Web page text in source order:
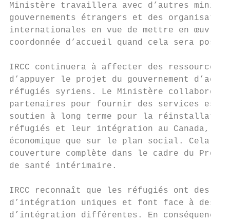
Ministère travaillera avec d’autres
gouvernements étrangers et des
internationales en vue de mettre en œuvre
coordonnée d’accueil quand cela sera
IRCC continuera à affecter des
d’appuyer le projet du gouvernement
réfugiés syriens. Le Ministère collaborera
partenaires pour fournir des
soutien à long terme pour la
réfugiés et leur intégration au Canada,
économique que sur le plan social. Cela
couverture complète dans le cadre du
de santé intérimaire.
IRCC reconnaît que les réfugiés ont
d’intégration uniques et font face
d’intégration différentes. En